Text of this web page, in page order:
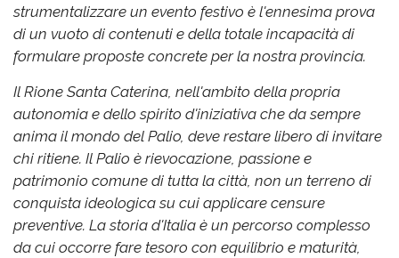
strumentalizzare un evento festivo è l'ennesima prova
di un vuoto di contenuti e della totale incapacità di
formulare proposte concrete per la nostra provincia.
Il Rione Santa Caterina, nell'ambito della propria
autonomia e dello spirito d'iniziativa che da sempre
anima il mondo del Palio, deve restare libero di invitare
chi ritiene. Il Palio è rievocazione, passione e
patrimonio comune di tutta la città, non un terreno di
conquista ideologica su cui applicare censure
preventive. La storia d'Italia è un percorso complesso
da cui occorre fare tesoro con equilibrio e maturità,